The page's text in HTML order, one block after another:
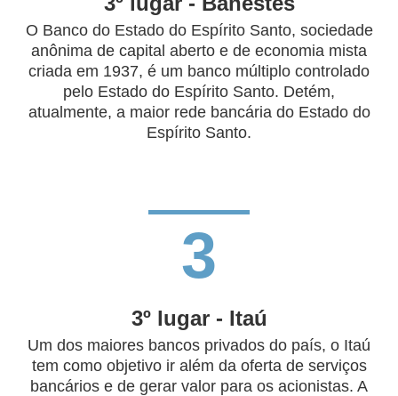
O Banco do Estado do Espírito Santo, sociedade
anônima de capital aberto e de economia mista
criada em 1937, é um banco múltiplo controlado
pelo Estado do Espírito Santo. Detém,
atualmente, a maior rede bancária do Estado do
Espírito Santo.
3
3º lugar - Itaú
Um dos maiores bancos privados do país, o Itaú
tem como objetivo ir além da oferta de serviços
bancários e de gerar valor para os acionistas. A